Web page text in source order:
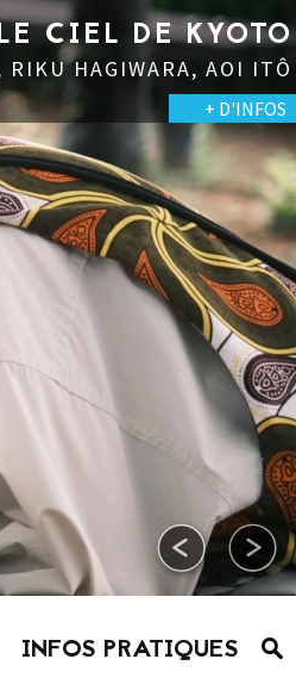
CIEL DE KYOTO
RIKU HAGIWARA, AOI ITÔ
+ D'INFOS
INFOS PRATIQUES